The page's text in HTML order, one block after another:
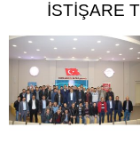
İSTİŞARE